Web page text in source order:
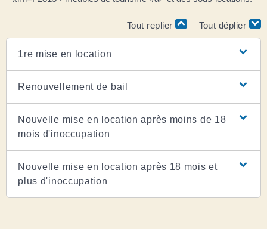
Tout replier Tout déplier
1re mise en location
Renouvellement de bail
Nouvelle mise en location après moins de 18
mois d'inoccupation
Nouvelle mise en location après 18 mois et
plus d'inoccupation